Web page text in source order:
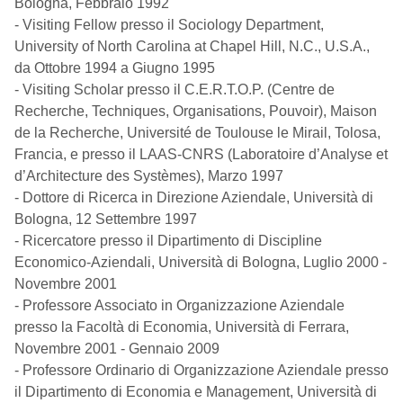
Bologna, Febbraio 1992
- Visiting Fellow presso il Sociology Department,
University of North Carolina at Chapel Hill, N.C., U.S.A.,
da Ottobre 1994 a Giugno 1995
- Visiting Scholar presso il C.E.R.T.O.P. (Centre de
Recherche, Techniques, Organisations, Pouvoir), Maison
de la Recherche, Université de Toulouse le Mirail, Tolosa,
Francia, e presso il LAAS-CNRS (Laboratoire d’Analyse et
d’Architecture des Systèmes), Marzo 1997
- Dottore di Ricerca in Direzione Aziendale, Università di
Bologna, 12 Settembre 1997
- Ricercatore presso il Dipartimento di Discipline
Economico-Aziendali, Università di Bologna, Luglio 2000 -
Novembre 2001
- Professore Associato in Organizzazione Aziendale
presso la Facoltà di Economia, Università di Ferrara,
Novembre 2001 - Gennaio 2009
- Professore Ordinario di Organizzazione Aziendale presso
il Dipartimento di Economia e Management, Università di